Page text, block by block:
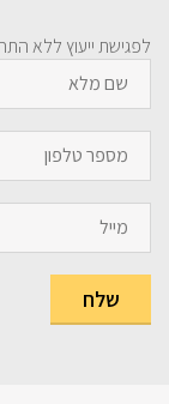
לפגישת ייעוץ ללא